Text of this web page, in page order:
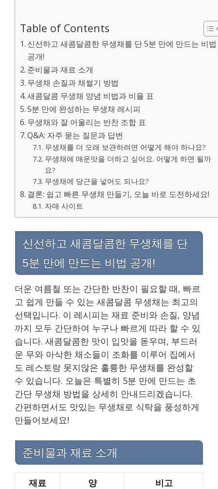
Table of Contents
신선하고 새콤달콤한 무생채를 단 5분 만에 만드는 비법
공개!
준비물과 재료 소개
무생채 손질과 채썰기 방법
새콤달콤 무생채 양념 비법과 비율 표
5분 만에 완성하는 무생채 레시피
무생채와 잘 어울리는 반찬 조합 표
Q&A: 자주 묻는 질문과 답변
무생채를 더 오래 보관하려면 어떻게 해야 하나요?
무생채에 매운맛을 더하고 싶어요. 어떻게 하면 될까
요?
무생채에 당근을 넣어도 되나요?
결론: 쉽고 빠른 무생채 만들기, 오늘 바로 도전하세요!
자매 사이트
신선하고 새콤달콤한 무생채를 단
5분 만에 만드는 비법 공개!
더운 여름철 또는 간단한 반찬이 필요할 때, 빠르
고 쉽게 만들 수 있는 새콤달콤 무생채는 최고의
선택입니다. 이 레시피는 재료 준비와 손질, 양념
까지 모두 간단하여 누구나 빠르게 따라 할 수 있
습니다. 새콤달콤한 맛이 입맛을 돋우며, 부드러
운 무와 아삭한 채소들이 조화를 이루어 집에서
도 레스토랑 못지않은 훌륭한 무생채를 완성할
수 있습니다. 오늘은 특별히 5분 만에 만드는 초
간단 무생채 방법을 상세히 안내드리겠습니다.
간편하면서도 맛있는 무생채로 식탁을 풍성하게
만들어보세요!
준비물과 재료 소개
재료 양
비고